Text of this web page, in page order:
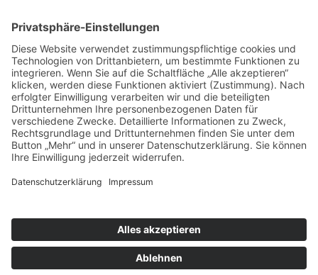
"Unterm First"
→ freitags ab 18 Uhr in Grafing, VHS-Räume, Kirchenplatz 3
die tägliche Schachaufgabe
Kategorien
Kategorien
Archiv
Datenschutzerklärung
Beiträge abonnieren (RSS)